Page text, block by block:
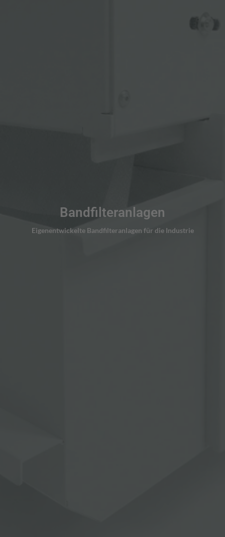
Bandfilteranlagen
Eigenentwickelte Bandfilteranlagen für die Industrie
LÖSUNGEN ANSEHEN